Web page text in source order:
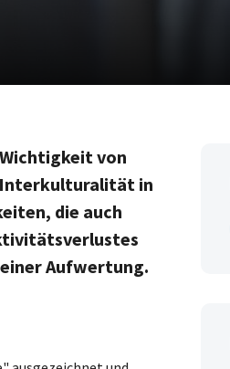
von
Interkulturalität in
die auch
Aufwertung.